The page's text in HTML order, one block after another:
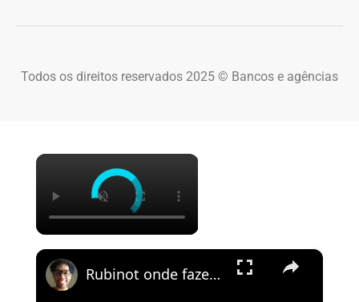
Todos os direitos reservados 2025 © Bancos e agências
×
×
Rubinot onde fazer a Task de Oramond